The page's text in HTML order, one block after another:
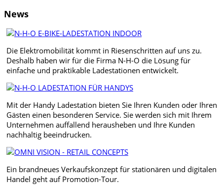
News
Die Elektromobilität kommt in Riesenschritten auf uns zu.
Deshalb haben wir für die Firma N-H-O die Lösung für
einfache und praktikable Ladestationen entwickelt.
Mit der Handy Ladestation bieten Sie Ihren Kunden oder Ihren
Gästen einen besonderen Service. Sie werden sich mit Ihrem
Unternehmen auffallend herausheben und Ihre Kunden
nachhaltig beeindrucken.
Ein brandneues Verkaufskonzept für stationären und digitalen
Handel geht auf Promotion-Tour.